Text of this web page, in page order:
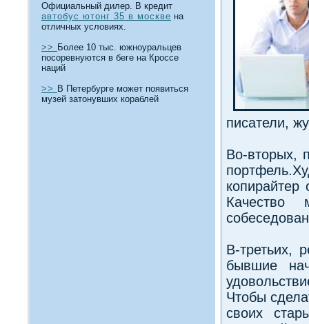
Официальный дилер. В кредит
автобус ютонг 35 в москве на
отличных условиях.
>> Более 10 тыс. южноуральцев
посоревнуются в беге на Кроссе
наций
>> В Петербурге может появиться
музей затонувших кораблей
писатели,
Во-вторых,
копирайтер
В-третьих,
бывшие
Чтобы
своих